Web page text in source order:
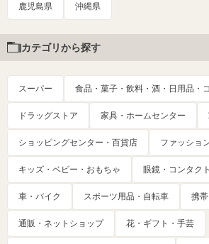
鹿児島県 沖縄県
カテゴリから探す
スーパー 食品・菓子・飲料・酒・日用品・
ドラッグストア 家具・ホームセンター
ショッピングセンター・百貨店 ファッショ
キッズ・ベビー・おもちゃ 眼鏡・コンタク
車・バイク スポーツ用品・自転車 携
通販・ネットショップ 花・ギフト・手芸